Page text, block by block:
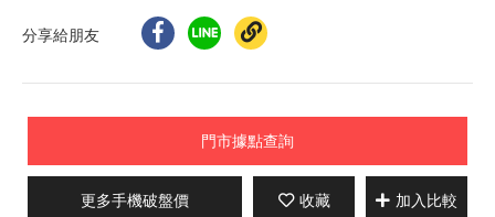
分享給朋友
門市據點查詢
更多手機破盤價 收藏 加入比較